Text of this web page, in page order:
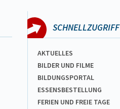
SCHNELLZUGRIFF
AKTUELLES
BILDER UND FILME
BILDUNGSPORTAL
ESSENSBESTELLUNG
FERIEN UND FREIE TAGE